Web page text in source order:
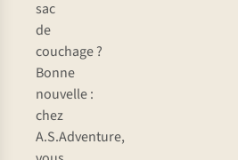
sac
de
couchage ?
Bonne
nouvelle :
chez
A.S.Adventure,